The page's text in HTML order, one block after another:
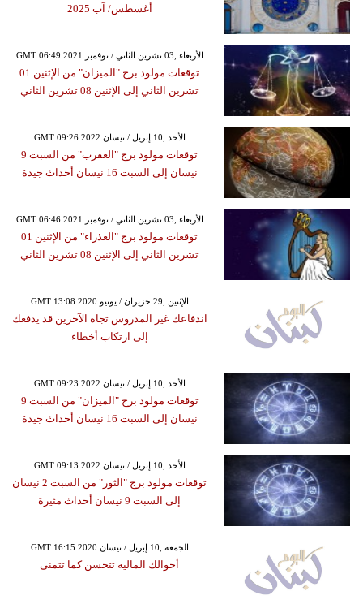
أغسطس/ آب 2025
GMT 06:49 2021 الأربعاء ,03 تشرين الثاني / نوفمبر
توقعات مولود برج "الميزان" من الإثنين 01
تشرين الثاني إلى الإثنين 08 تشرين الثاني
GMT 09:26 2022 الأحد ,10 إبريل / نيسان
توقعات مولود برج "العقرب" من السبت 9
نيسان إلى السبت 16 نيسان أحداث جيدة
GMT 06:46 2021 الأربعاء ,03 تشرين الثاني / نوفمبر
توقعات مولود برج "العذراء" من الإثنين 01
تشرين الثاني إلى الإثنين 08 تشرين الثاني
GMT 13:08 2020 الإثنين ,29 حزيران / يونيو
اندفاعك غير المدروس تجاه الآخرين قد يدفعك
إلى ارتكاب أخطاء
GMT 09:23 2022 الأحد ,10 إبريل / نيسان
توقعات مولود برج "الميزان" من السبت 9
نيسان إلى السبت 16 نيسان أحداث جيدة
GMT 09:13 2022 الأحد ,10 إبريل / نيسان
توقعات مولود برج "الثور" من السبت 2 نيسان
إلى السبت 9 نيسان أحداث مثيرة
GMT 16:15 2020 الجمعة ,10 إبريل / نيسان
أحوالك المالية تتحسن كما تتمنى